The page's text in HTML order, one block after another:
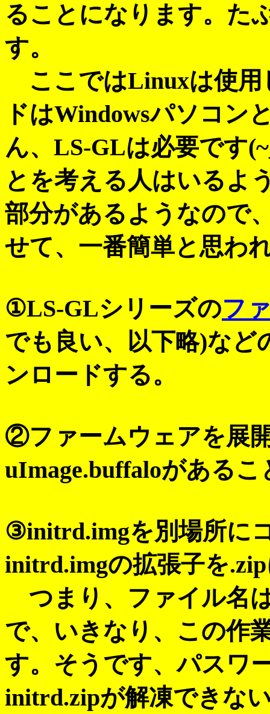
ることになります。た
す。
ここではLinuxは使用
ドはWindowsパソコン
ん、LS-GLは必要です
とを考える人はいるよ
部分があるようなので
せて、一番簡単と思わ
①LS-GLシリーズのフ
でも良い、以下略)など
ンロードする。
②ファームウェアを展
uImage.buffaloがある
③initrd.imgを別場所に
initrd.imgの拡張子を
つまり、ファイル名
で、いきなり、この作
す。そうです、パスワ
initrd.zipが解凍できな